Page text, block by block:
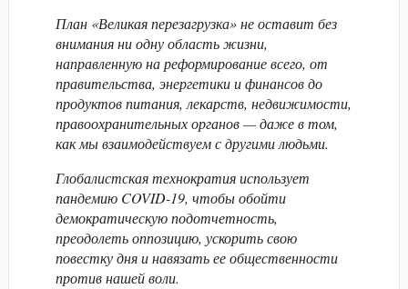
План «Великая перезагрузка» не оставит без
внимания ни одну область жизни,
направленную на реформирование всего, от
правительства, энергетики и финансов до
продуктов питания, лекарств, недвижимости,
правоохранительных органов — даже в том,
как мы взаимодействуем с другими людьми.
Глобалистская технократия использует
пандемию COVID-19, чтобы обойти
демократическую подотчетность,
преодолеть оппозицию, ускорить свою
повестку дня и навязать ее общественности
против нашей воли.